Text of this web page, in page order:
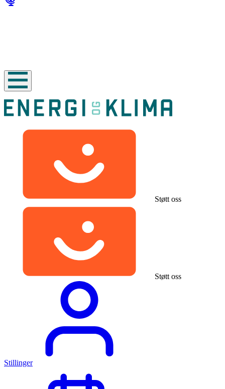
Støtt oss
Støtt oss
Stillinger